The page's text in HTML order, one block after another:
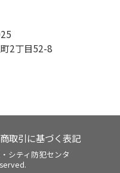
2丁目52-8
取引に基づく表記
シティ防犯センタ